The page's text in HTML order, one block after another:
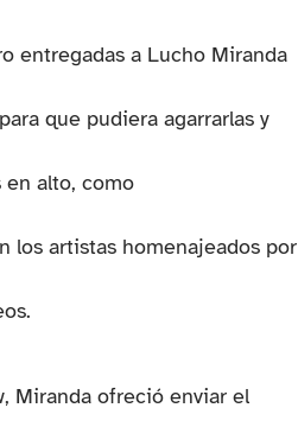
entregadas a Lucho Miranda
que pudiera agarrarlas y
en alto, como
los artistas homenajeados por
Miranda ofreció enviar el